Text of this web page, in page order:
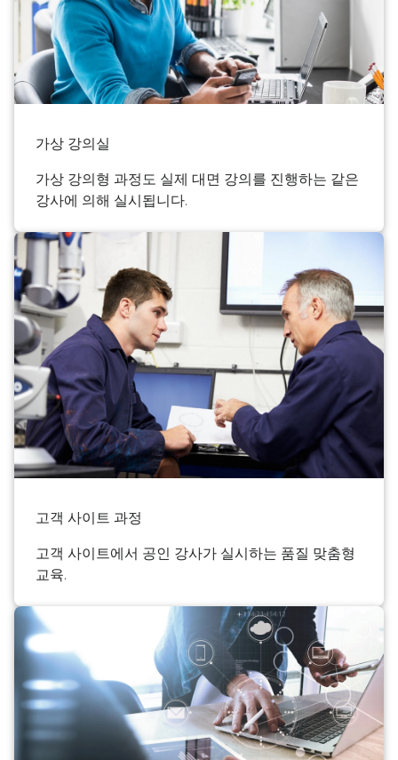
가상 강의실
가상 강의형 과정도 실제 대면 강의를 진행하는 같은
강사에 의해 실시됩니다.
고객 사이트 과정
고객 사이트에서 공인 강사가 실시하는 품질 맞춤형
교육.